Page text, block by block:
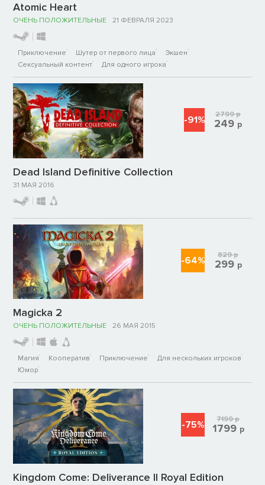
Atomic Heart
ОЧЕНЬ ПОЛОЖИТЕЛЬНЫЕ 21 ФЕВРАЛЯ 2023
Приключение Шутер от первого лица
Экшен
Сексуальный контент
Для одного игрока
Dead Island Definitive Collection
31 МАЯ 2016
-91% 2799р
249 р
Magicka 2
ОЧЕНЬ ПОЛОЖИТЕЛЬНЫЕ 26 МАЯ 2015
Магия Кооператив Приключение
Для нескольких игроков
Юмор
-64% 829р
299 р
Kingdom Come: Deliverance II Royal Edition
-75% 7199р
1799 р